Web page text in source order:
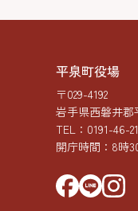
平泉町役場
〒029-4192
岩手県西磐井郡
TEL： 0191-46-
開庁時間：8時